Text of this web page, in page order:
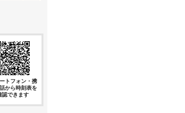
トフォン・携
から時刻表を
認できます